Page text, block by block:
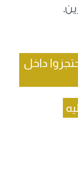
أشخاص احتجزوا داخل